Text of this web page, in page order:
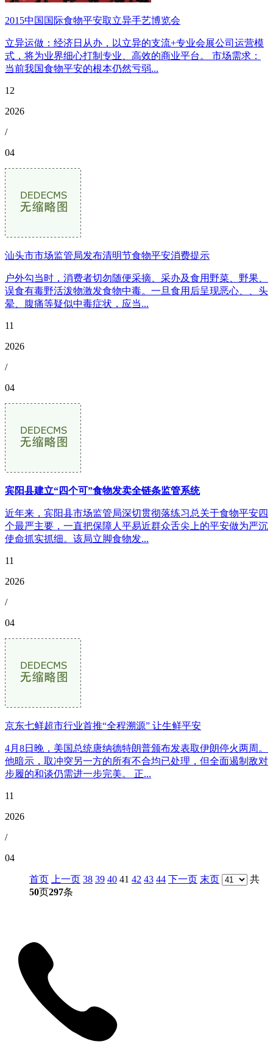
2015中国国际食物平安取立异手艺博览会
立异运做：经济日从办，以立异的支流+专业会展公司运营模
式，将为业界细心打制专业、高效的商业平台。 市场需求：
当前我国食物平安的根本仍然亏弱...
12
2026
/
04
汕头市市场监管局发布清明节食物平安消费提示
户外勾当时，消费者切勿随便采摘、采办及食用野菜、野果、
误食有毒野活泼物激发食物中毒。一旦食用后呈现恶心、、头
晕、腹痛等疑似中毒症状，应当...
11
2026
/
04
宾阳县建立“四个可”食物发卖全链条监管系统
近年来，宾阳县市场监管局深切贯彻落练习总关于食物平安四
个最严主要，一直把保障人平易近群众舌尖上的平安做为严沉
使命抓实抓细。该局立脚食物发...
11
2026
/
04
京东七鲜超市行业首推“全程溯源” 让生鲜平安
4月8日晚，美国总统唐纳德特朗普颁布发表取伊朗停火两周。
他暗示，取冲突另一方的所有不合均已处理，但全面遏制敌对
步履的和谈仍需进一步完美。 正...
11
2026
/
04
首页 上一页 38 39 40 41 42 43 44 下一页 末页
共
50页297条